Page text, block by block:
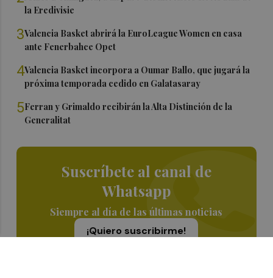
la Eredivisie
3Valencia Basket abrirá la EuroLeague Women en casa
ante Fenerbahce Opet
4Valencia Basket incorpora a Oumar Ballo, que jugará la
próxima temporada cedido en Galatasaray
5Ferran y Grimaldo recibirán la Alta Distinción de la
Generalitat
Suscríbete al canal de
Whatsapp
Siempre al día de las últimas noticias
¡Quiero suscribirme!